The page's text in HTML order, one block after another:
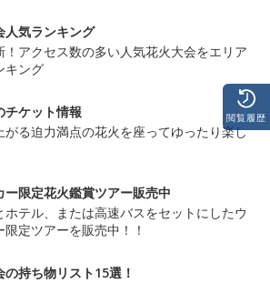
人気ランキング
！アクセス数の多い人気花火大会をエリア
キング
チケット情報
がる迫力満点の花火を座ってゆったり楽し
ー限定花火鑑賞ツアー販売中
ホテル、または高速バスをセットにしたウ
限定ツアーを販売中！！
の持ち物リスト15選！
閲覧履歴